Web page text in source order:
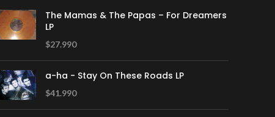
The Mamas & The Papas – For Dreamers
LP
$27.990
a-ha - Stay On These Roads LP
$41.990